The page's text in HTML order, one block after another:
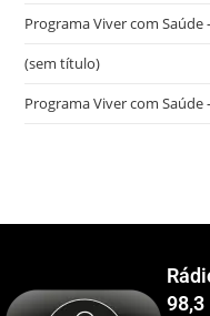
Programa Viver com Saúde
(sem título)
Programa Viver com Saúde
98,3